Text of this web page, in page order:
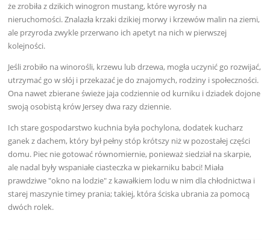
że zrobiła z dzikich winogron mustang, które wyrosły na
nieruchomości. Znalazła krzaki dzikiej morwy i krzewów malin na ziemi,
ale przyroda zwykle przerwano ich apetyt na nich w pierwszej
kolejności.
Jeśli zrobiło na winorośli, krzewu lub drzewa, mogła uczynić go rozwijać,
utrzymać go w słój i przekazać je do znajomych, rodziny i społeczności.
Ona nawet zbierane świeże jaja codziennie od kurniku i dziadek dojone
swoją osobistą krów Jersey dwa razy dziennie.
Ich stare gospodarstwo kuchnia była pochylona, dodatek kucharz
ganek z dachem, który był pełny stóp krótszy niż w pozostałej części
domu. Piec nie gotować równomiernie, ponieważ siedział na skarpie,
ale nadal były wspaniałe ciasteczka w piekarniku babci! Miała
prawdziwe "okno na lodzie" z kawałkiem lodu w nim dla chłodnictwa i
starej maszynie timey prania; takiej, która ściska ubrania za pomocą
dwóch rolek.